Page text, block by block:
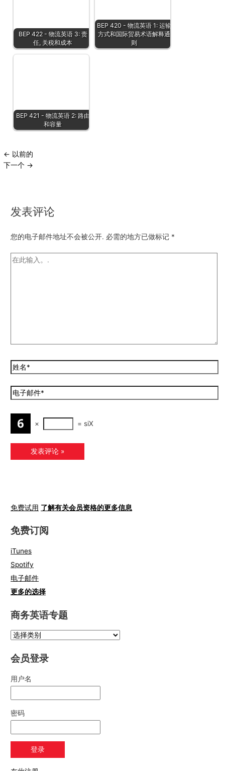
BEP 422 - 物流英语 3: 责
任, 关税和成本
BEP 420 - 物流英语 1: 运输
方式和国际贸易术语解释通
则
BEP 421 - 物流英语 2: 路由
和容量
← 以前的
下一个 →
发表评论
您的电子邮件地址不会被公开. 必需的地方已做标记 *
× = siX
免费试用 了解有关会员资格的更多信息
免费订阅
iTunes
Spotify
电子邮件
更多的选择
商务英语专题
会员登录
用户名
密码